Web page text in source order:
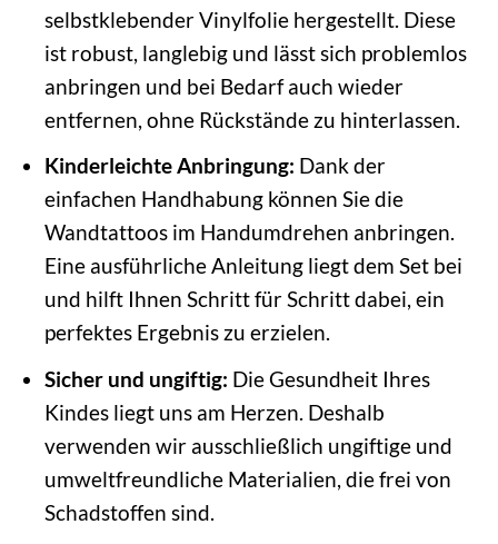
selbstklebender Vinylfolie hergestellt. Diese
ist robust, langlebig und lässt sich problemlos
anbringen und bei Bedarf auch wieder
entfernen, ohne Rückstände zu hinterlassen.
Kinderleichte Anbringung: Dank der
einfachen Handhabung können Sie die
Wandtattoos im Handumdrehen anbringen.
Eine ausführliche Anleitung liegt dem Set bei
und hilft Ihnen Schritt für Schritt dabei, ein
perfektes Ergebnis zu erzielen.
Sicher und ungiftig: Die Gesundheit Ihres
Kindes liegt uns am Herzen. Deshalb
verwenden wir ausschließlich ungiftige und
umweltfreundliche Materialien, die frei von
Schadstoffen sind.